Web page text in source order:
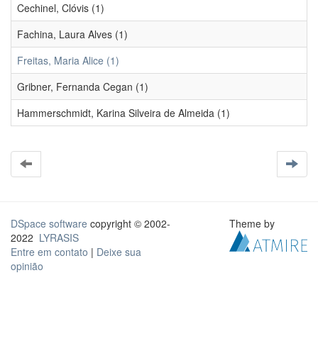
Cechinel, Clóvis (1)
Fachina, Laura Alves (1)
Freitas, Maria Alice (1)
Gribner, Fernanda Cegan (1)
Hammerschmidt, Karina Silveira de Almeida (1)
DSpace software copyright © 2002-
2022 LYRASIS
Entre em contato | Deixe sua
opinião
Theme by